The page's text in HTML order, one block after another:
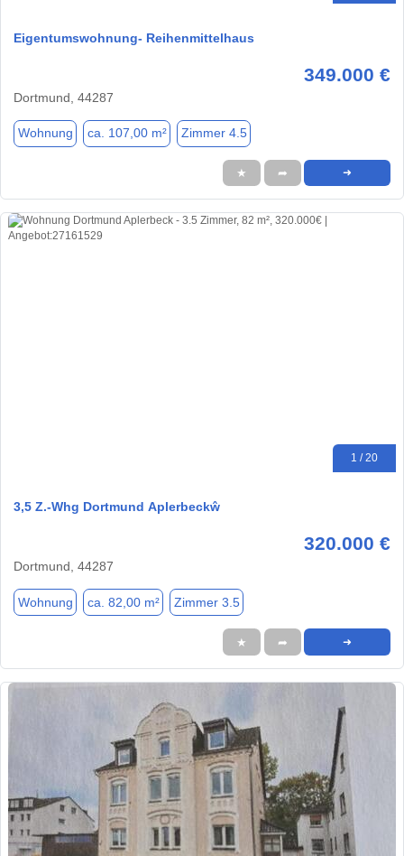
Eigentumswohnung- Reihenmittelhaus
349.000 €
Dortmund, 44287
Wohnung ca. 107,00 m² Zimmer 4.5
★ ➦ ➜
1 / 20
3,5 Z.-Whg Dortmund Aplerbeckŵ
320.000 €
Dortmund, 44287
Wohnung ca. 82,00 m² Zimmer 3.5
★ ➦ ➜